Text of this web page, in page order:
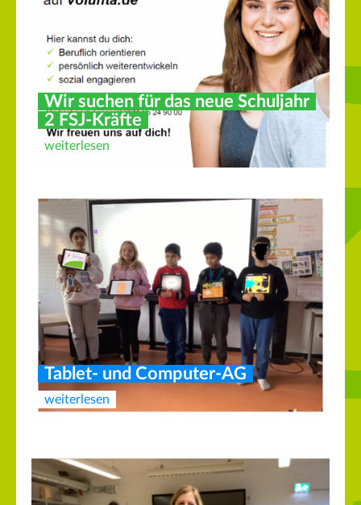
Wir suchen für das neue Schuljahr
2 FSJ-Kräfte
weiterlesen
Tablet- und Computer-AG
weiterlesen